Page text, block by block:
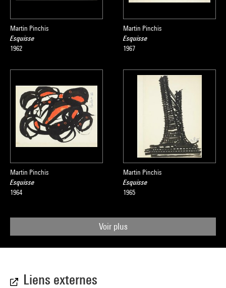
Martin Pinchis
Esquisse
1962
Martin Pinchis
Esquisse
1967
Martin Pinchis
Esquisse
1964
Martin Pinchis
Esquisse
1965
Voir plus
Liens externes